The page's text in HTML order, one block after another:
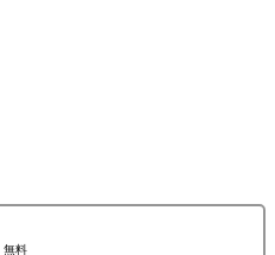
無料